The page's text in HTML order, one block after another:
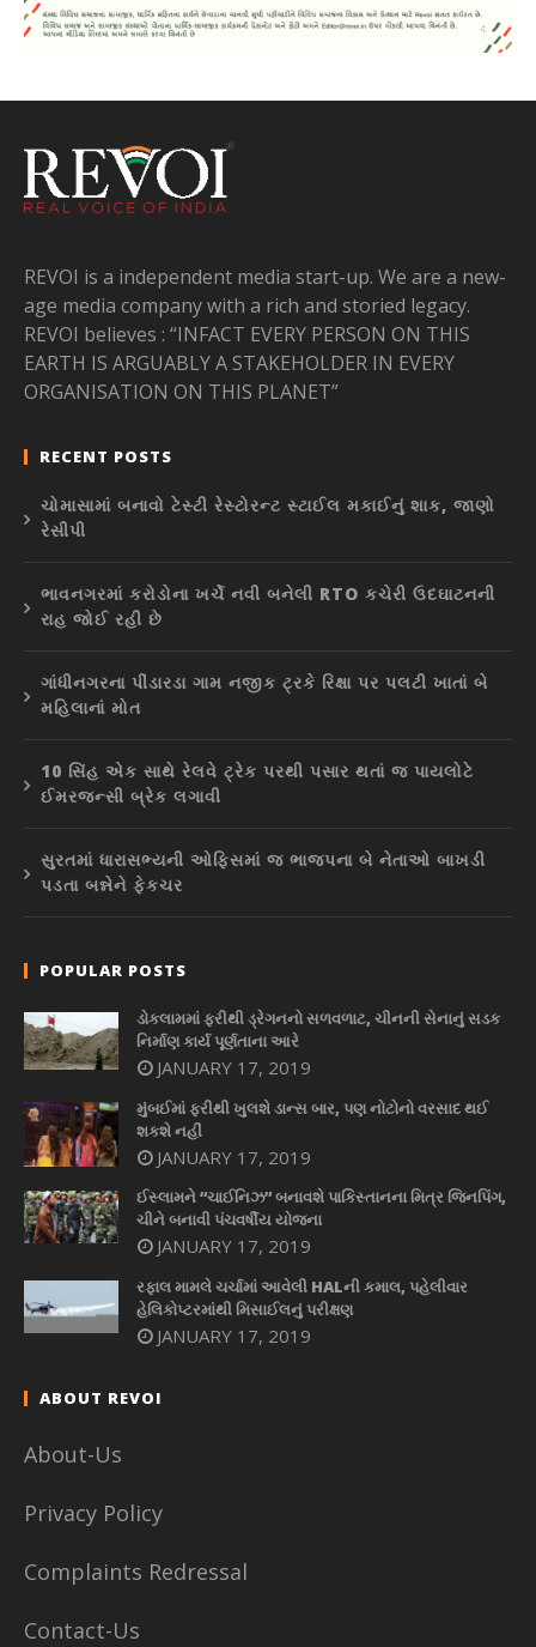
REVOI is a independent media start-up. We are a new-
age media company with a rich and storied legacy.
REVOI believes : “INFACT EVERY PERSON ON THIS
EARTH IS ARGUABLY A STAKEHOLDER IN EVERY
ORGANISATION ON THIS PLANET”
RECENT POSTS
ચોમાસામાં બનાવો ટેસ્ટી રેસ્ટોરન્ટ સ્ટાઈલ મકાઈનું શાક, જાણો
રેસીપી
ભાવનગરમાં કરોડોના ખર્ચે નવી બનેલી RTO કચેરી ઉદઘાટનની
રાહ જોઈ રહી છે
ગાંધીનગરના પીંડારડા ગામ નજીક ટ્રકે રિક્ષા પર પલટી ખાતાં બે
મહિલાનાં મોત
10 સિંહ એક સાથે રેલવે ટ્રેક પરથી પસાર થતાં જ પાયલોટે
ઈમરજન્સી બ્રેક લગાવી
સુરતમાં ધારાસભ્યની ઓફિસમાં જ ભાજપના બે નેતાઓ બાખડી
પડતા બન્નેને ફેકચર
POPULAR POSTS
ડોકલામમાં ફરીથી ડ્રેગનનો સળવળાટ, ચીનની સેનાનું સડક
નિર્માણ કાર્ય પૂર્ણતાના આરે
JANUARY 17, 2019
મુંબઈમાં ફરીથી ખુલશે ડાન્સ બાર, પણ નોટોનો વરસાદ થઈ
શકશે નહીં
JANUARY 17, 2019
ઈસ્લામને “ચાઈનિઝ” બનાવશે પાકિસ્તાનના મિત્ર જિનપિંગ,
ચીને બનાવી પંચવર્ષીય યોજના
JANUARY 17, 2019
રફાલ મામલે ચર્ચામાં આવેલી HALની કમાલ, પહેલીવાર
હેલિકોપ્ટરમાંથી મિસાઈલનું પરીક્ષણ
JANUARY 17, 2019
ABOUT REVOI
About-Us
Privacy Policy
Complaints Redressal
Contact-Us